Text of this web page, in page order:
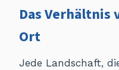
Das Verhältnis
Ort
Jede Landschaft,